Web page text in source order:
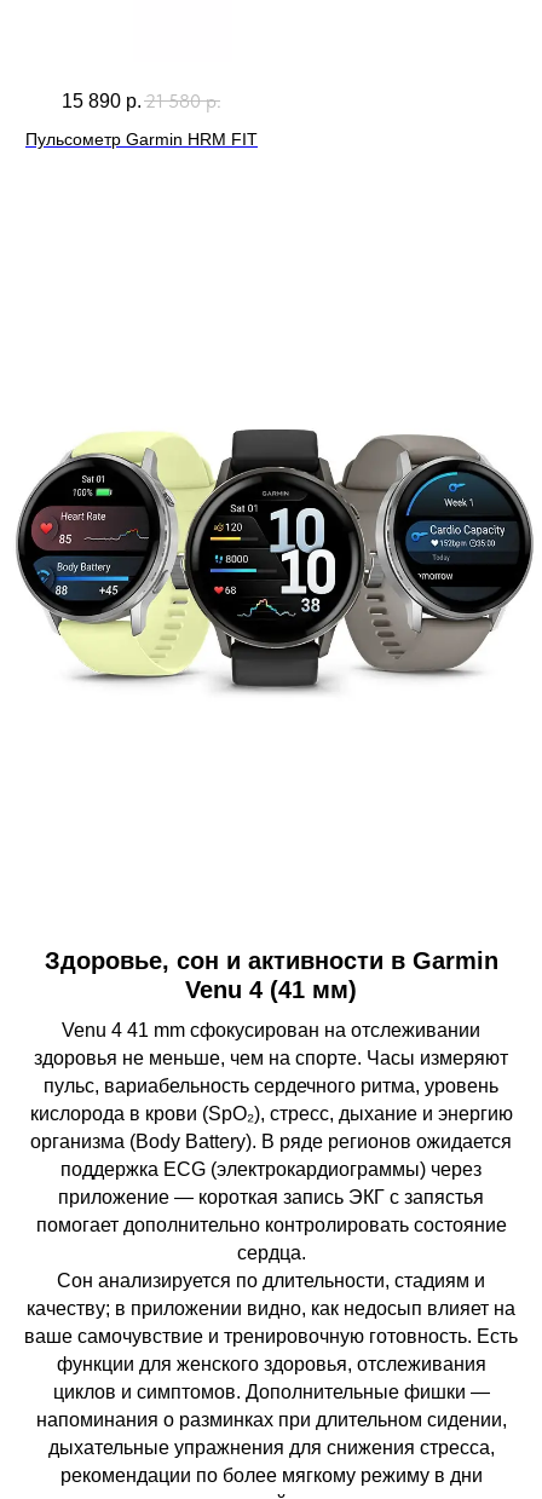
15 890 р. 21 580 р.
Пульсометр Garmin HRM FIT
Здоровье, сон и активности в Garmin
Venu 4 (41 мм)
Venu 4 41 mm сфокусирован на отслеживании
здоровья не меньше, чем на спорте. Часы измеряют
пульс, вариабельность сердечного ритма, уровень
кислорода в крови (SpO₂), стресс, дыхание и энергию
организма (Body Battery). В ряде регионов ожидается
поддержка ECG (электрокардиограммы) через
приложение — короткая запись ЭКГ с запястья
помогает дополнительно контролировать состояние
сердца.
Сон анализируется по длительности, стадиям и
качеству; в приложении видно, как недосып влияет на
ваше самочувствие и тренировочную готовность. Есть
функции для женского здоровья, отслеживания
циклов и симптомов. Дополнительные фишки —
напоминания о разминках при длительном сидении,
дыхательные упражнения для снижения стресса,
рекомендации по более мягкому режиму в дни